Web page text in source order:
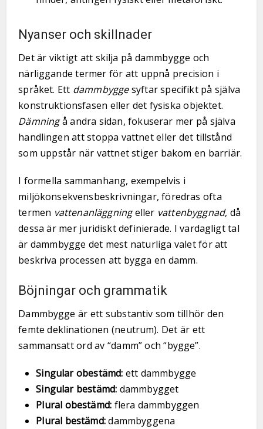
Nyanser och skillnader
Det är viktigt att skilja på dammbygge och
närliggande termer för att uppnå precision i
språket. Ett dammbyggesyftar specifikt på själva
konstruktionsfasen eller det fysiska objektet.
Dämningå andra sidan, fokuserar mer på själva
handlingen att stoppa vattnet eller det tillstånd
som uppstår när vattnet stiger bakom en barriär.
I formella sammanhang, exempelvis i
miljökonsekvensbeskrivningar, föredras ofta
termen vattenanläggningeller vattenbyggnad, då
dessa är mer juridiskt definierade. I vardagligt tal
är dammbygge det mest naturliga valet för att
beskriva processen att bygga en damm.
Böjningar och grammatik
Dammbygge är ett substantiv som tillhör den
femte deklinationen (neutrum). Det är ett
sammansatt ord av “damm” och “bygge”.
Singular obestämd: ett dammbygge
Singular bestämd: dammbygget
Plural obestämd: flera dammbyggen
Plural bestämd:dammbyggena